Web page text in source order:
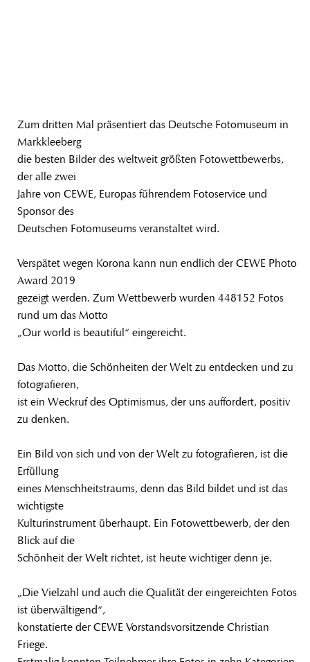
Zum dritten Mal präsentiert das Deutsche Fotomuseum in
Markkleeberg
die besten Bilder des weltweit größten Fotowettbewerbs,
der alle zwei
Jahre von CEWE, Europas führendem Fotoservice und
Sponsor des
Deutschen Fotomuseums veranstaltet wird.
Verspätet wegen Korona kann nun endlich der CEWE Photo
Award 2019
gezeigt werden. Zum Wettbewerb wurden 448152 Fotos
rund um das Motto
„Our world is beautiful“ eingereicht.
Das Motto, die Schönheiten der Welt zu entdecken und zu
fotografieren,
ist ein Weckruf des Optimismus, der uns auffordert, positiv
zu denken.
Ein Bild von sich und von der Welt zu fotografieren, ist die
Erfüllung
eines Menschheitstraums, denn das Bild bildet und ist das
wichtigste
Kulturinstrument überhaupt. Ein Fotowettbewerb, der den
Blick auf die
Schönheit der Welt richtet, ist heute wichtiger denn je.
„Die Vielzahl und auch die Qualität der eingereichten Fotos
ist überwältigend“,
konstatierte der CEWE Vorstandsvorsitzende Christian
Friege.